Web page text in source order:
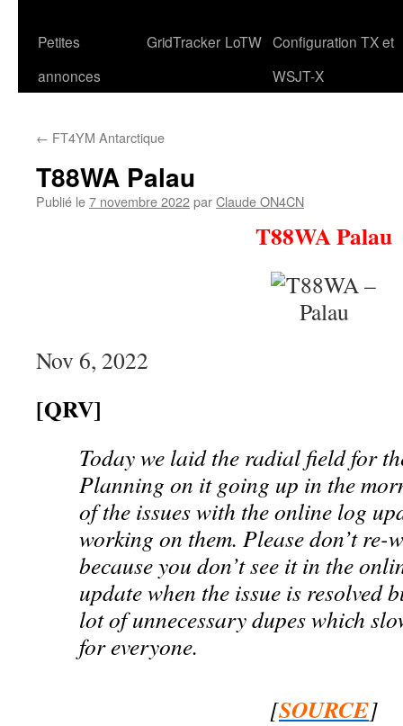
Petites
annonces
GridTracker LoTW Configuration TX et
WSJT-X
← FT4YM Antarctique
T88WA Palau
Publié le7 novembre 2022parClaude ON4CN
T88WA Palau
Nov 6, 2022
[QRV]
Today we laid the radial field for
Planning on it going up in the
of the issues with the online log
working on them. Please don’t re-
because you don’t see it in the
update when the issue is resolved
lot of unnecessary dupes which
for everyone.
[SOURCE]